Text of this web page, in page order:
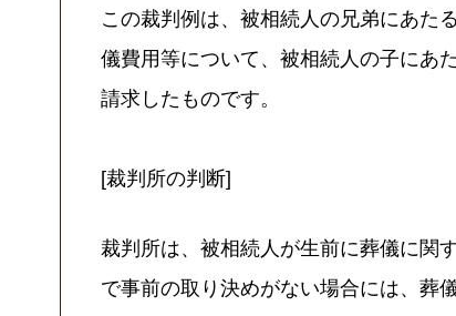
この裁判例は、被相続人の兄弟にあた
儀費用等について、被相続人の子にあ
請求したものです。
[裁判所の判断]
裁判所は、被相続人が生前に葬儀に関
で事前の取り決めがない場合には、葬